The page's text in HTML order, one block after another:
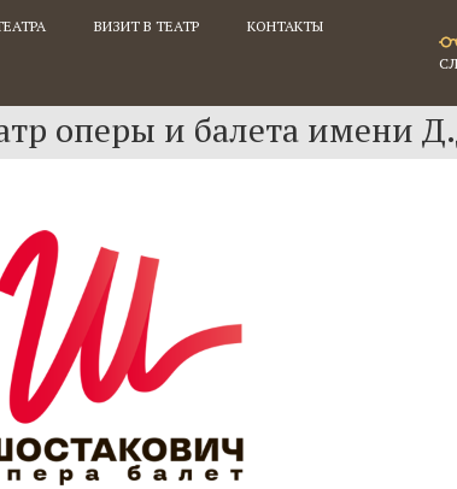
ВИЗИТ В ТЕАТР КОНТАКТЫ
оперы и балета имени